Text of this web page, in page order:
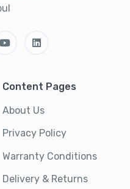
Content Pages
About Us
Privacy Policy
Warranty Conditions
Delivery & Returns